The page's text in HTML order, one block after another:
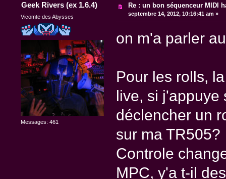
Geek Rivers (ex 1.6.4)
Vicomte des Abysses
Messages: 461
Re : un bon séquenceur MIDI
septembre 14, 2012, 10:16:41 am »
on m'a parler
Pour les rolls,
live, si j'appuye
déclencher un
sur ma
Controle
MPC, y'a t-il